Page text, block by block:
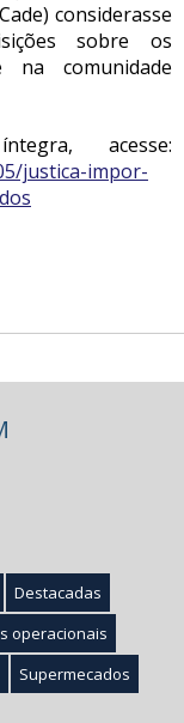
considerasse
sobre os
na comunidade
acesse:
justica-impor-
Destacadas
operacionais
Supermecados